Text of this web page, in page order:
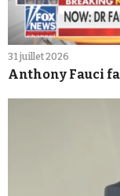
31 juillet 2026
Anthony Fauci